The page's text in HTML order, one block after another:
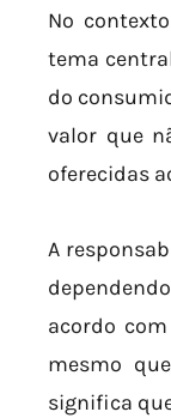
No
tema
do
valor que
oferecidas
A
acordo
mesmo
significa